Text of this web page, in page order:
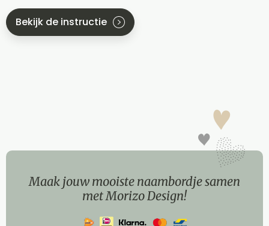
Bekijk de instructie
Maak jouw mooiste naambordje samen
met Morizo Design!